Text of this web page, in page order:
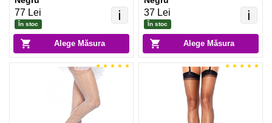
Alege Măsura
ℹ️
77 Lei
În stoc
Alege Măsura
ℹ️
37 Lei
În stoc